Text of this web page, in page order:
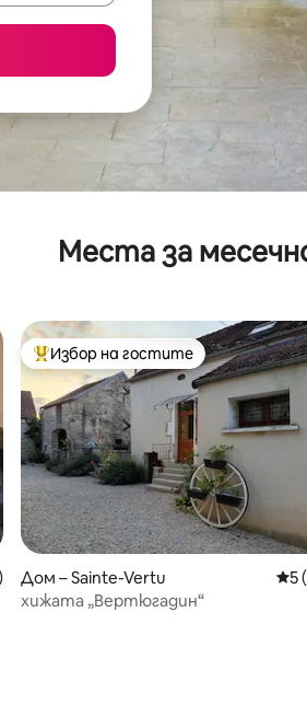
Места за
4,88 от 5, 96 отзива
Най-популярен избор на гостите
Избор на гостите
Дом – Sainte-Vertu
5
хижата „Вертюгадин“